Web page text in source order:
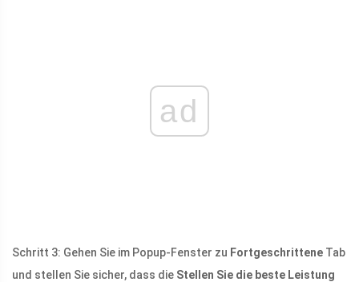
ad
Schritt 3: Gehen Sie im Popup-Fenster zu Fortgeschrittene Tab
und stellen Sie sicher, dass die Stellen Sie die beste Leistung